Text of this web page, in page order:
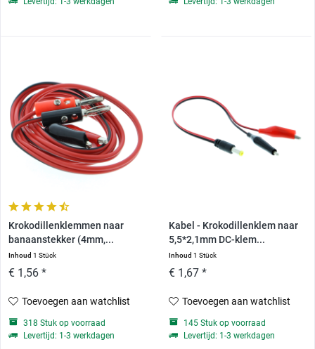
Krokodillenklemmen naar
banaanstekker (4mm,...
Inhoud1 Stück
€ 1,56 *
Toevoegen aan watchlist
318 Stuk op voorraad
Levertijd: 1-3 werkdagen
Kabel - Krokodillenklem naar
5,5*2,1mm DC-klem...
Inhoud 1 Stück
€ 1,67 *
Toevoegen aan watchlist
145 Stuk op voorraad
Levertijd: 1-3 werkdagen